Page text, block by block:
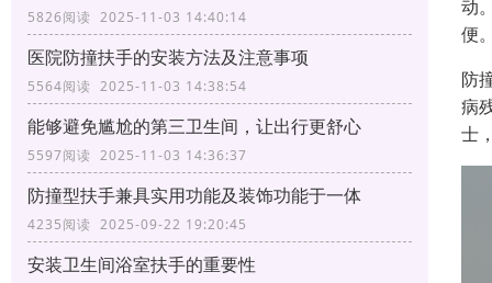
5826阅读 2025-11-03 14:40:14
医院防撞扶手的安装方法及注意事项
5564阅读 2025-11-03 14:38:54
能够避免尴尬的第三卫生间，让出行更舒心
5597阅读 2025-11-03 14:36:37
防撞型扶手兼具实用功能及装饰功能于一体
4235阅读 2025-09-22 19:20:45
安装卫生间浴室扶手的重要性
动
便
防
病
士